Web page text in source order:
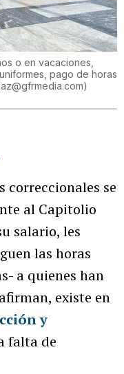
o en vacaciones,
pago de horas
)
correccionales se
al Capitolio
salario, les
las horas
a quienes han
existe en
y
falta de